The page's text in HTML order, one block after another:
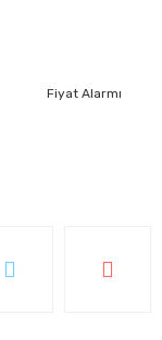
Fiyat Alarmı